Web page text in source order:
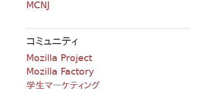
MCNJ
コミュニティ
Mozilla Project
Mozilla Factory
学生マーケティング